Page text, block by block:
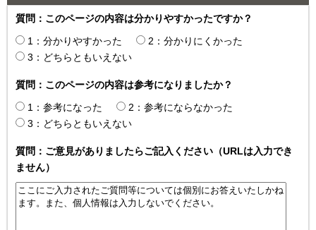
質問：このページの内容は分かりやすかったですか？
1：分かりやすかった
2：分かりにくかった
3：どちらともいえない
質問：このページの内容は参考になりましたか？
1：参考になった
2：参考にならなかった
3：どちらともいえない
質問：ご意見がありましたらご記入ください（URLは入力でき
ません）